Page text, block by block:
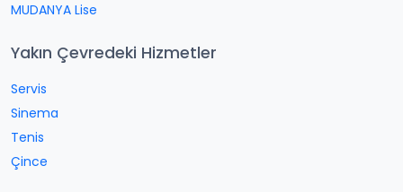
MUDANYA Lise
Yakın Çevredeki Hizmetler
Servis
Sinema
Tenis
Çince